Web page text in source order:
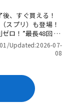
、すぐ買える！
スプリ）も登場！
ロ！”最長48回 無
Updated:2026-07-
08